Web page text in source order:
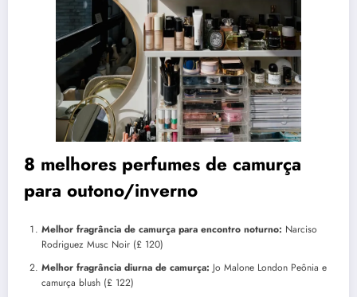
8 melhores perfumes de camurça
para outono/inverno
Melhor fragrância de camurça para encontro noturno: Narciso
Rodriguez Musc Noir (£ 120)
Melhor fragrância diurna de camurça: Jo Malone London Peônia e
camurça blush (£ 122)